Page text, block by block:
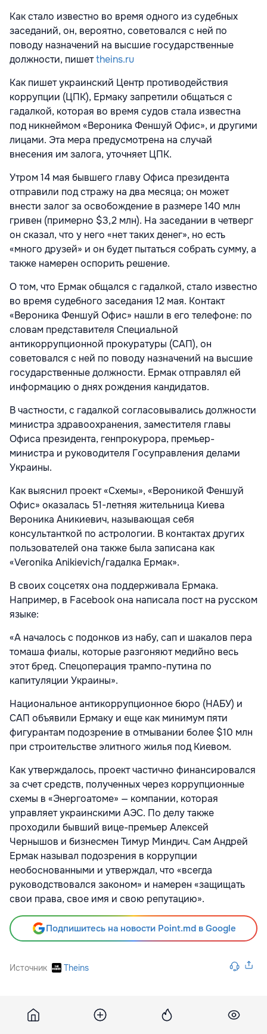
Как стало известно во время одного из судебных
заседаний, он, вероятно, советовался с ней по
поводу назначений на высшие государственные
должности, пишетtheins.ru
Как пишет украинский Центр противодействия
коррупции (ЦПК), Ермаку запретили общаться с
гадалкой, которая во время судов стала известна
под никнеймом «Вероника Феншуй Офис», и другими
лицами. Эта мера предусмотрена на случай
внесения им залога, уточняет ЦПК.
Утром 14 мая бывшего главу Офиса президента
отправили под стражу на два месяца; он может
внести залог за освобождение в размере 140 млн
гривен (примерно $3,2 млн). На заседании в четверг
он сказал, что у него «нет таких денег», но есть
«много друзей» и он будет пытаться собрать сумму, а
также намерен оспорить решение.
О том, что Ермак общался с гадалкой, стало известно
во время судебного заседания 12 мая. Контакт
«Вероника Феншуй Офис» нашли в его телефоне: по
словам представителя Специальной
антикоррупционной прокуратуры (САП), он
советовался с ней по поводу назначений на высшие
государственные должности. Ермак отправлял ей
информацию о днях рождения кандидатов.
В частности, с гадалкой согласовывались должности
министра здравоохранения, заместителя главы
Офиса президента, генпрокурора, премьер-
министра и руководителя Госуправления делами
Украины.
Как выяснил проект «Схемы», «Вероникой Феншуй
Офис» оказалась 51-летняя жительница Киева
Вероника Аникиевич, называющая себя
консультанткой по астрологии. В контактах других
пользователей она также была записана как
«Veronika Anikievich/гадалка Ермак».
В своих соцсетях она поддерживала Ермака.
Например, в Facebook она написала пост на русском
языке:
«А началось с подонков из набу, сап и шакалов пера
томаша фиалы, которые разгоняют медийно весь
этот бред. Спецоперация трампо-путина по
капитуляции Украины».
Национальное антикоррупционное бюро (НАБУ) и
САП объявили Ермаку и еще как минимум пяти
фигурантам подозрение в отмывании более $10 млн
при строительстве элитного жилья под Киевом.
Как утверждалось, проект частично финансировался
за счет средств, полученных через коррупционные
схемы в «Энергоатоме» — компании, которая
управляет украинскими АЭС. По делу также
проходили бывший вице-премьер Алексей
Чернышов и бизнесмен Тимур Миндич. Сам Андрей
Ермак называл подозрения в коррупции
необоснованными и утверждал, что «всегда
руководствовался законом» и намерен «защищать
свои права, свое имя и свою репутацию».
Подпишитесь на новости Point.md в Google
Источник Theins